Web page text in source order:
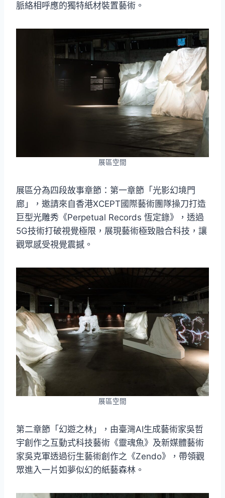
脈絡相呼應的獨特紙材裝置藝術。
展區空間
展區分為四段故事章節：第一章節「光影幻境門
廊」，邀請來自香港XCEPT國際藝術團隊操刀打造
巨型光雕秀《Perpetual Records 恆定錄》，透過
5G技術打破視覺極限，展現藝術極致融合科技，讓
觀眾感受視覺震撼。
展區空間
第二章節「幻遊之林」，由臺灣AI生成藝術家吳哲
宇創作之互動式科技藝術《靈魂魚》及新媒體藝術
家吳克軍透過衍生藝術創作之《Zendo》，帶領觀
眾進入一片如夢似幻的紙藝森林。